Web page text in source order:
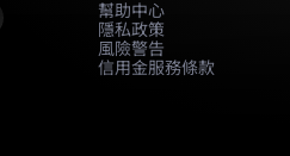
幫助中心
隱私政策
風險警告
信用金服務條款